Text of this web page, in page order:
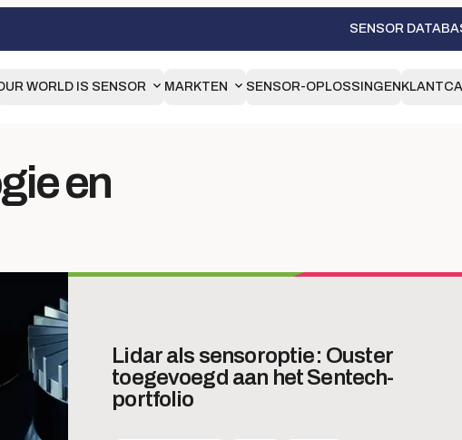
SENSOR
WORLD IS SENSOR MARKTEN SENSOR-OPLOSSINGEN
en
Lidar als sensoroptie: Ouster
toegevoegd aan het Sentech-
portfolio